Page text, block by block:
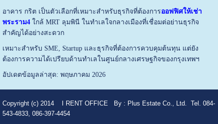
อาคาร กริต เป็นตัวเลือกที่เหมาะสำหรับธุรกิจที่ต้องการออฟฟิศให้เช่า
พระราม4ใกล้ MRT ลุมพินี ในทำเลใจกลางเมืองที่เชื่อมต่อย่านธุรกิจ
สำคัญได้อย่างสะดวก
เหมาะสำหรับ SME, Startup และธุรกิจที่ต้องการควบคุมต้นทุน แต่ยัง
ต้องการความได้เปรียบด้านทำเลในศูนย์กลางเศรษฐกิจของกรุงเทพฯ
อัปเดตข้อมูลล่าสุด: พฤษภาคม 2026
Copyright (c) 2014 I RENT OFFICE By : Plus Estate Co., Ltd. Tel. 084-
543-4833, 086-397-4454